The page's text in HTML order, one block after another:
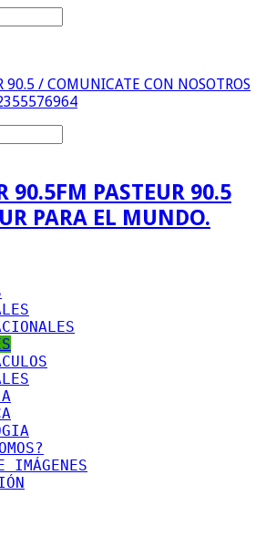
90.5 / COMUNICATE CON NOSOTROS
FM PASTEUR 90.5
PARA EL MUNDO.
IMÁGENES